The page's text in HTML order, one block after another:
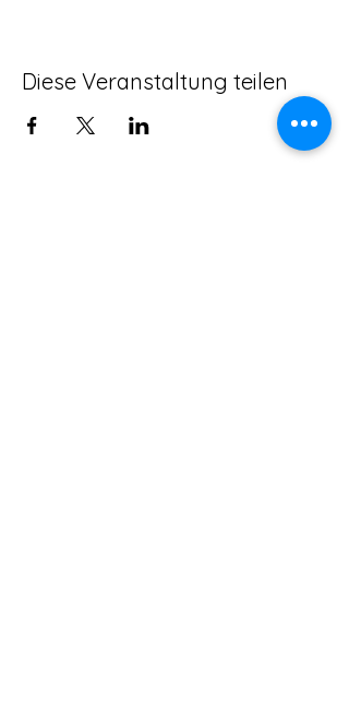
Diese Veranstaltung teilen